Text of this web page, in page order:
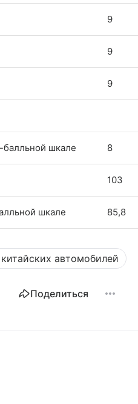
9
9
9
балльной шкале 8
103
шкале 85,8
автомобилей
Поделиться